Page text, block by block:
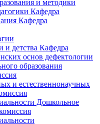
и методики
Кафедра
Кафедра
и детства Кафедра
основ дефектологии
образования
и естественнонаучных
Дошкольное